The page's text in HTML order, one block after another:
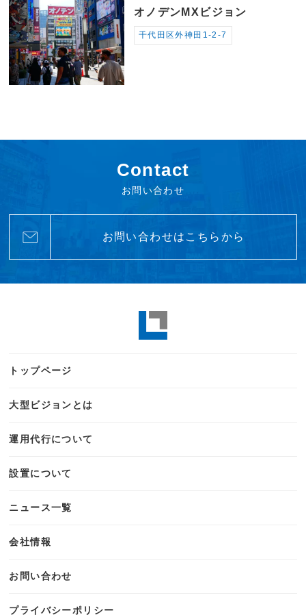
オノデンMXビジョン
千代田区外神田1-2-7
Contact
お問い合わせ
お問い合わせはこちらから
トップページ
大型ビジョンとは
運用代行について
設置について
ニュース一覧
会社情報
お問い合わせ
プライバシーポリシー